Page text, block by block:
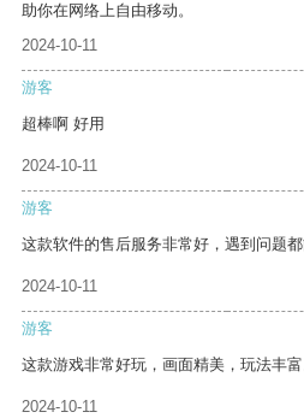
助你在网络上自由移动。
2024-10-11
游客
超棒啊 好用
2024-10-11
游客
这款软件的售后服务非常好，遇到问题都
2024-10-11
游客
这款游戏非常好玩，画面精美，玩法丰富
2024-10-11